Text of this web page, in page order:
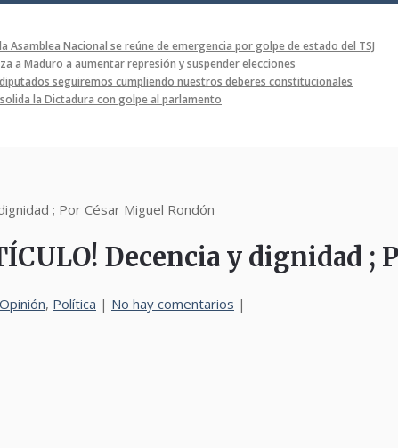
Asamblea Nacional se reúne de emergencia por golpe de estado del TSJ
a Maduro a aumentar represión y suspender elecciones
diputados seguiremos cumpliendo nuestros deberes constitucionales
la Dictadura con golpe al parlamento
; Por César Miguel Rondón
Decencia y dignidad ;
Opinión, Política | No hay comentarios |